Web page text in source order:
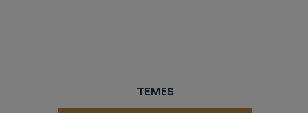
TEMES